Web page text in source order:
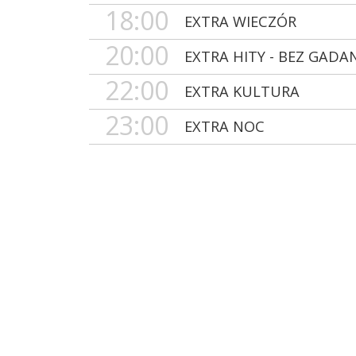
18:00
EXTRA WIECZÓR
20:00 EXTRA HITY - BEZ
22:00 EXTRA KULTURA
23:00 EXTRA NOC